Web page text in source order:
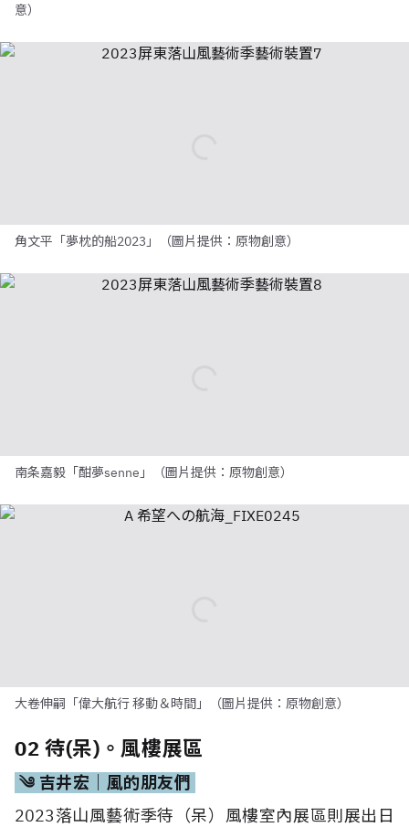
意）
角文平「夢枕的船2023」（圖片提供：原物創意）
南条嘉毅「酣夢senne」（圖片提供：原物創意）
大卷伸嗣「偉大航行 移動＆時間」（圖片提供：原物創意）
02 待(呆)。風樓展區
༄ 吉井宏｜風的朋友們
2023落山風藝術季待（呆）風樓室內展區則展出日